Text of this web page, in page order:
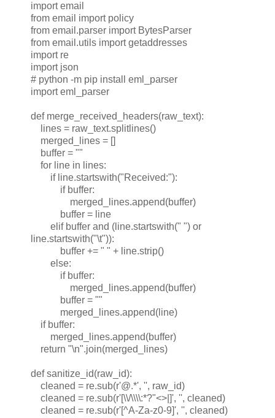
import email
from email import policy
from email.parser import BytesParser
from email.utils import getaddresses
import re
import json
# python -m pip install eml_parser
import eml_parser
def merge_received_headers(raw_text):
lines = raw_text.splitlines()
merged_lines = []
buffer = ""
for line in lines:
if line.startswith("Received:"):
if buffer:
merged_lines.append(buffer)
buffer = line
elif buffer and (line.startswith(" ") or
line.startswith("\t")):
buffer += " " + line.strip()
else:
if buffer:
merged_lines.append(buffer)
buffer = ""
merged_lines.append(line)
if buffer:
merged_lines.append(buffer)
return "\n".join(merged_lines)
def sanitize_id(raw_id):
cleaned = re.sub(r'@.*', '', raw_id)
cleaned = re.sub(r'[\\/\\\\:*?"<>|]', '', cleaned)
cleaned = re.sub(r'[^A-Za-z0-9]', '', cleaned)